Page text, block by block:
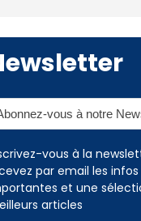
vous à la
par email les infos